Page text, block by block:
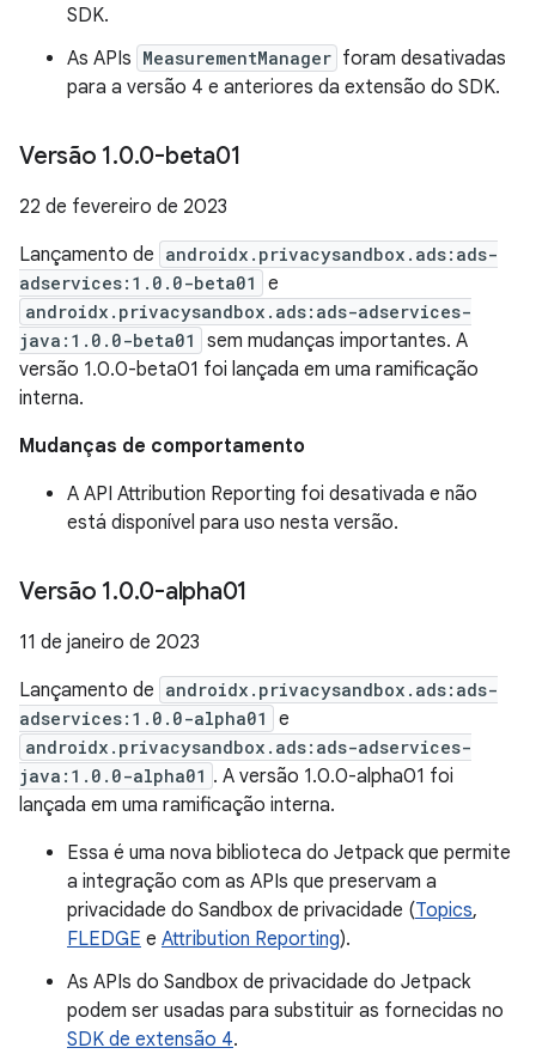
SDK.
As APIs MeasurementManager foram desativadas
para a versão 4 e anteriores da extensão do SDK.
Versão 1.0.0-beta01
22 de fevereiro de 2023
Lançamento de androidx.privacysandbox.ads:ads-
adservices:1.0.0-beta01
e
androidx.privacysandbox.ads:ads-adservices-
java:1.0.0-beta01
sem mudanças importantes. A
versão 1.0.0-beta01 foi lançada em uma ramificação
interna.
Mudanças de comportamento
A API Attribution Reporting foi desativada e não
está disponível para uso nesta versão.
Versão 1.0.0-alpha01
11 de janeiro de 2023
Lançamento de androidx.privacysandbox.ads:ads-
adservices:1.0.0-alpha01
e
androidx.privacysandbox.ads:ads-adservices-
java:1.0.0-alpha01 . A versão 1.0.0-alpha01 foi
lançada em uma ramificação interna.
Essa é uma nova biblioteca do Jetpack que permite
a integração com as APIs que preservam a
privacidade do Sandbox de privacidade (Topics,
FLEDGE e Attribution Reporting).
As APIs do Sandbox de privacidade do Jetpack
podem ser usadas para substituir as fornecidas no
SDK de extensão 4.